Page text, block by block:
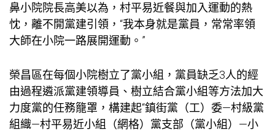
鼻小院院長高美以為，村平易近餐與加入運動的熱
忱，離不開黨建引領，“我本身就是黨員，常常率領
大師在小院一路展開運動。”
榮昌區在每個小院樹立了黨小組，黨員缺乏3人的經
由過程遴派黨建領導員、樹立結合黨小組等方法加大
力度黨的任務籠罩，構建起“鎮街黨（工）委—村級黨
組織—村平易近小組（網格）黨支部（黨小組）—小